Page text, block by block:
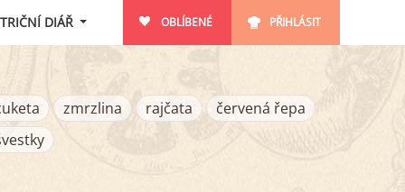
DIÁŘ OBLÍBENÉ PŘIHLÁSIT
zmrzlina rajčata
červená řepa